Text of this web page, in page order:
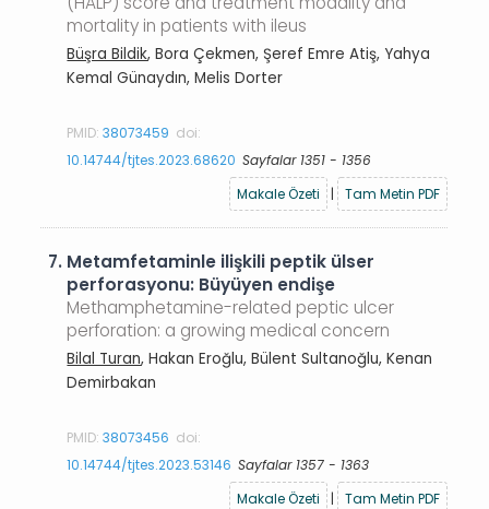
mortality in patients with ileus
Büşra Bildik, Bora Çekmen, Şeref Emre Atiş, Yahya
Kemal Günaydın, Melis Dorter
PMID:38073459 doi:
10.14744/tjtes.2023.68620 Sayfalar 1351 - 1356
Makale Özeti
| Tam Metin PDF
7. Metamfetaminle ilişkili peptik ülser
perforasyonu: Büyüyen endişe
Methamphetamine-related peptic ulcer
perforation: a growing medical concern
Bilal Turan, Hakan Eroğlu, Bülent Sultanoğlu, Kenan
Demirbakan
PMID:38073456 doi:
10.14744/tjtes.2023.53146 Sayfalar 1357 - 1363
Makale Özeti
| Tam Metin PDF